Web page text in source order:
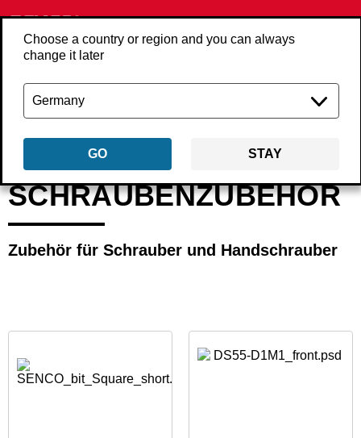
Choose a country or region and you can always
change it later
GO STAY
Zurück Produkte Zubehör
SCHRAUBENZUBEHÖR
Zubehör für Schrauber und Handschrauber